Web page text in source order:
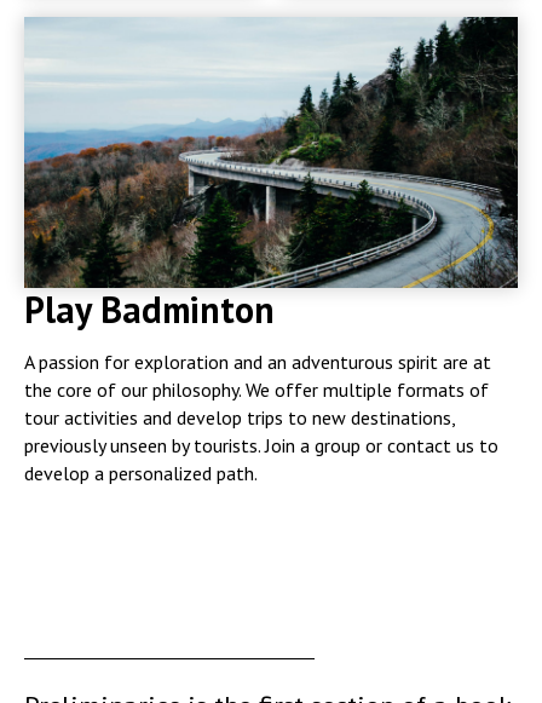
Play Badminton
A passion for exploration and an adventurous spirit are at
the core of our philosophy. We offer multiple formats of
tour activities and develop trips to new destinations,
previously unseen by tourists. Join a group or contact us to
develop a personalized path.